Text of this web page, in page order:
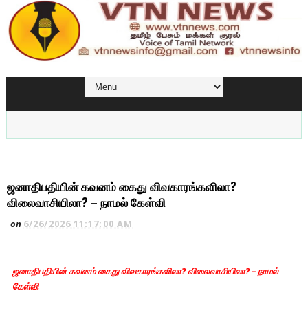
ஜனாதிபதியின் கவனம் கைது விவகாரங்களிலா?
விலைவாசியிலா? – நாமல் கேள்வி
on 6/26/2026 11:17:00 AM
ஜனாதிபதியின் கவனம் கைது விவகாரங்களிலா? விலைவாசியிலா? – நாமல்
கேள்வி